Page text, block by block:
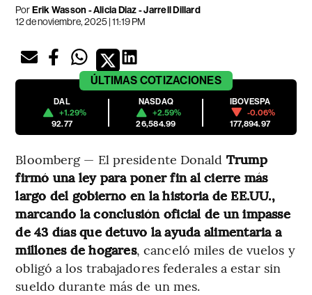
PorErik Wasson - Alicia Diaz - Jarrell Dillard
12 de noviembre, 2025 | 11:19 PM
ÚLTIMAS COTIZACIONES
DAL
+1.29%
92.77
NASDAQ
+2.59%
26,584.99
IBOVESPA
-0.06%
177,894.97
Bloomberg — El presidente Donald Trump
firmó una ley para poner fin al cierre más
largo del gobierno en la historia de EE.UU.,
marcando la conclusión oficial de un impasse
de 43 días que detuvo la ayuda alimentaria a
millones de hogares, canceló miles de vuelos y
obligó a los trabajadores federales a estar sin
sueldo durante más de un mes.